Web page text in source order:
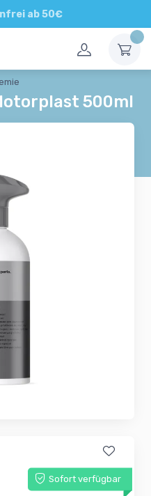
ab 50€
Beratung
500ml
Sofort verfügbar